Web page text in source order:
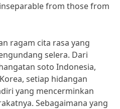
from those from
ragam cita rasa yang
selera. Dari
soto Indonesia,
setiap hidangan
yang mencerminkan
Sebagaimana yang